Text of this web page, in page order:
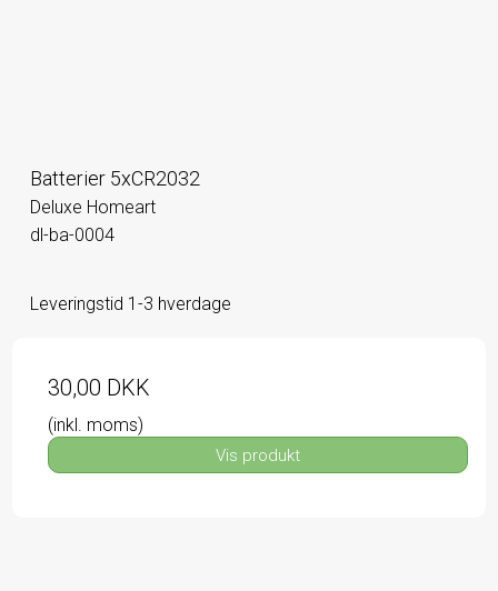
Batterier 5xCR2032
Deluxe Homeart
dl-ba-0004
Leveringstid 1-3 hverdage
30,00 DKK
(inkl. moms)
Vis produkt